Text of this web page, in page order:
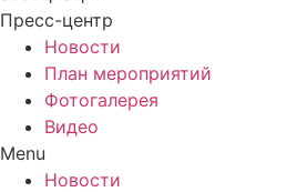
Пресс-центр
Новости
План мероприятий
Фотогалерея
Видео
Menu
Новости